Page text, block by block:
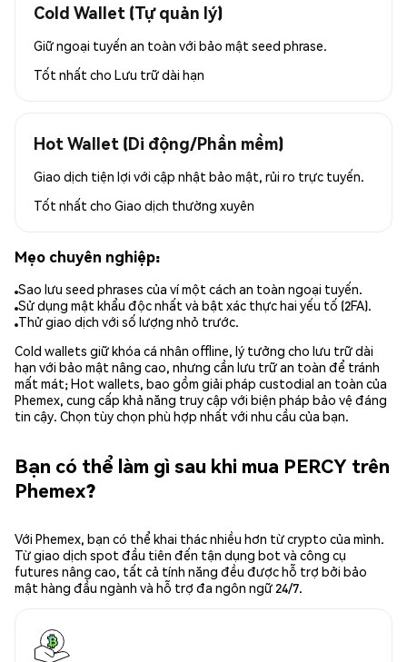
Cold Wallet (Tự quản lý)
Giữ ngoại tuyến an toàn với bảo mật seed phrase.
Tốt nhất cho Lưu trữ dài hạn
Hot Wallet (Di động/Phần mềm)
Giao dịch tiện lợi với cập nhật bảo mật, rủi ro trực tuyến.
Tốt nhất cho Giao dịch thường xuyên
Mẹo chuyên nghiệp:
Sao lưu seed phrases của ví một cách an toàn ngoại tuyến.
Sử dụng mật khẩu độc nhất và bật xác thực hai yếu tố (2FA).
Thử giao dịch với số lượng nhỏ trước.
Cold wallets giữ khóa cá nhân offline, lý tưởng cho lưu trữ dài
hạn với bảo mật nâng cao, nhưng cần lưu trữ an toàn để tránh
mất mát; Hot wallets, bao gồm giải pháp custodial an toàn của
Phemex, cung cấp khả năng truy cập với biện pháp bảo vệ đáng
tin cậy. Chọn tùy chọn phù hợp nhất với nhu cầu của bạn.
Bạn có thể làm gì sau khi mua PERCY trên
Phemex?
Với Phemex, bạn có thể khai thác nhiều hơn từ crypto của mình.
Từ giao dịch spot đầu tiên đến tận dụng bot và công cụ
futures nâng cao, tất cả tính năng đều được hỗ trợ bởi bảo
mật hàng đầu ngành và hỗ trợ đa ngôn ngữ 24/7.